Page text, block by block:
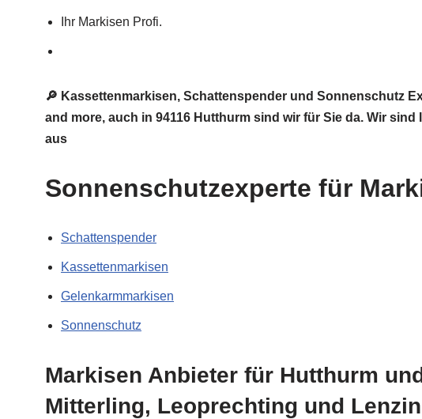
Ihr Markisen Profi.
🔎 Kassettenmarkisen, Schattenspender und Sonnenschutz
and more, auch in 94116 Hutthurm sind wir für Sie da. Wir
aus
Sonnenschutzexperte für
Schattenspender
Kassettenmarkisen
Gelenkarmmarkisen
Sonnenschutz
Markisen Anbieter für Hutthurm
Mitterling, Leoprechting und